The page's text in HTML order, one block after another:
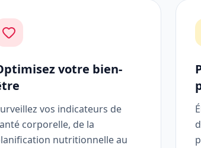
votre bien-
vos indicateurs de
corporelle, de la
nutritionnelle au